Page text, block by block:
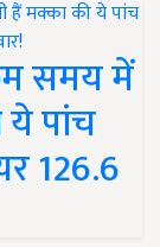
समय में
ये पांच
126.6